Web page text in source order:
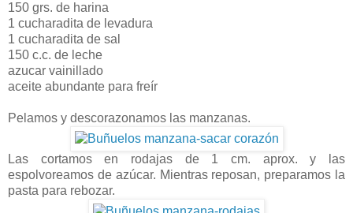
150 grs. de harina
1 cucharadita de levadura
1 cucharadita de sal
150 c.c. de leche
azucar vainillado
aceite abundante para freír
Pelamos y descorazonamos las manzanas.
Las cortamos en rodajas de 1 cm. aprox. y las
espolvoreamos de azúcar. Mientras reposan, preparamos la
pasta para rebozar.